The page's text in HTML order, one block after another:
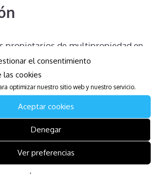
el consentimiento
las cookies
optimizar nuestro sitio web y nuestro servicio.
Aceptar cookies
Denegar
Ver preferencias
propietarios de multipropiedad en
Whistler – Cascade Lodge
desafíos, desde las cuotas de
la dificultad para anular contratos,
un mercado para vender la
de las transferencias. La
los derechos, el impacto en las
de información clara por parte de